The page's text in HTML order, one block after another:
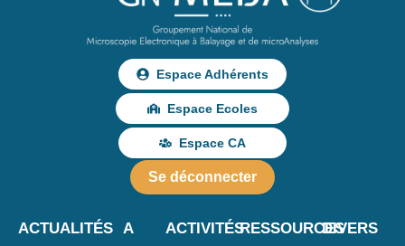
Espace Adhérents
Espace Ecoles
Espace CA
Se déconnecter
ACTUALITÉS A
ACTIVITÉSRESSOURCESDIVERS